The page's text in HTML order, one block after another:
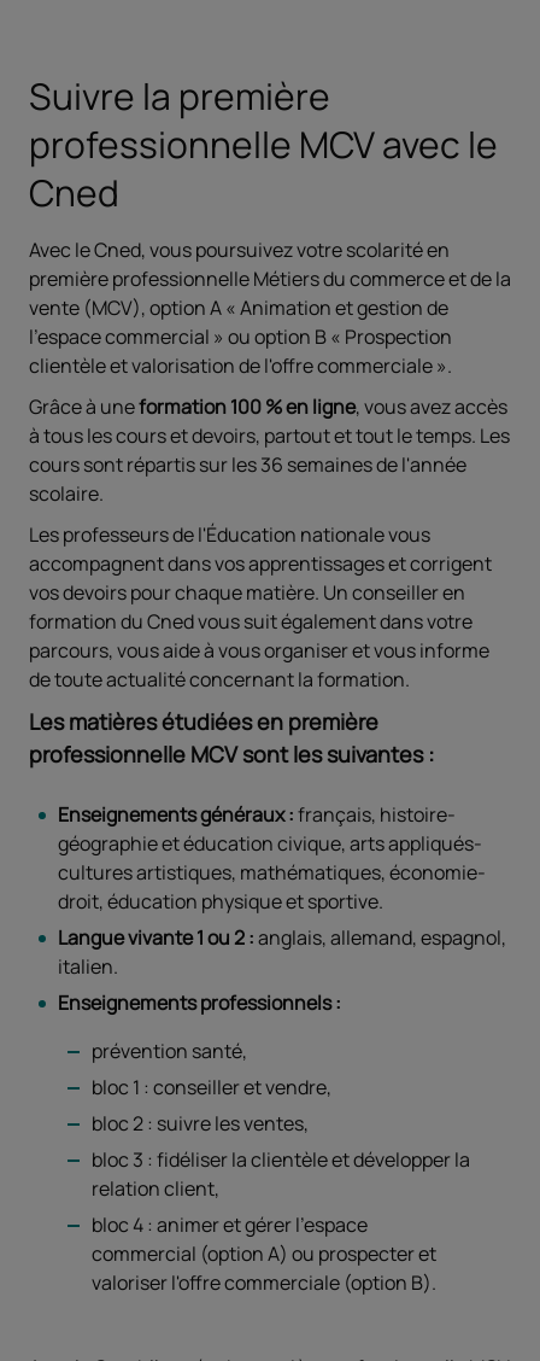
Suivre la première
professionnelle MCV avec le
Cned
Avec le Cned, vous poursuivez votre scolarité en
première professionnelle Métiers du commerce et de la
vente (MCV), option A « Animation et gestion de
l'espace commercial » ou option B « Prospection
clientèle et valorisation de l'offre commerciale ».
Grâce à uneformation 100 % en ligne, vous avez accès
à tous les cours et devoirs, partout et tout le temps. Les
cours sont répartis sur les 36 semaines de l'année
scolaire.
Les professeurs de l'Éducation nationale vous
accompagnent dans vos apprentissages et corrigent
vos devoirs pour chaque matière. Un conseiller en
formation du Cned vous suit également dans votre
parcours, vous aide à vous organiser et vous informe
de toute actualité concernant la formation.
Les matières étudiées en première
professionnelle MCV sont les suivantes :
Enseignements généraux :français, histoire-
géographie et éducation civique, arts appliqués-
cultures artistiques, mathématiques, économie-
droit, éducation physique et sportive.
Langue vivante 1 ou 2 :anglais, allemand, espagnol,
italien.
Enseignements professionnels :
prévention santé,
bloc 1 : conseiller et vendre,
bloc 2 : suivre les ventes,
bloc 3 : fidéliser la clientèle et développer la
relation client,
bloc 4 : animer et gérer l'espace
commercial (option A) ou prospecter et
valoriser l'offre commerciale (option B).